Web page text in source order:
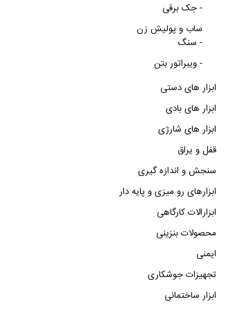
جک برقی -
ساب و پولیش زن
سنگ -
ویبراتور بتن -
ابزار های دستی
ابزار های بادی
ابزار های شارژی
قفل و یراق
سنجش و اندازه گیری
ابزارهای رو میزی و پایه دار
ابزارالات کارگاهی
محصولات بنزینی
ایمنی
تجهیزات جوشکاری
ابزار ساختمانی